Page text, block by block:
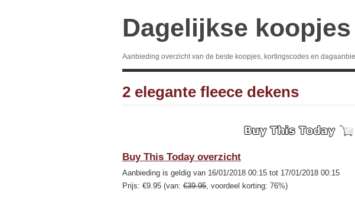
Dagelijkse
Aanbieding overzicht van de beste koopjes, kortingscodes en
2 elegante fleece dekens
Buy This Today overzicht
Aanbieding is geldig van 16/01/2018 00:15 tot 17/01/2018 00:15
Prijs: €9.95 (van: €39.95, voordeel korting: 76%)